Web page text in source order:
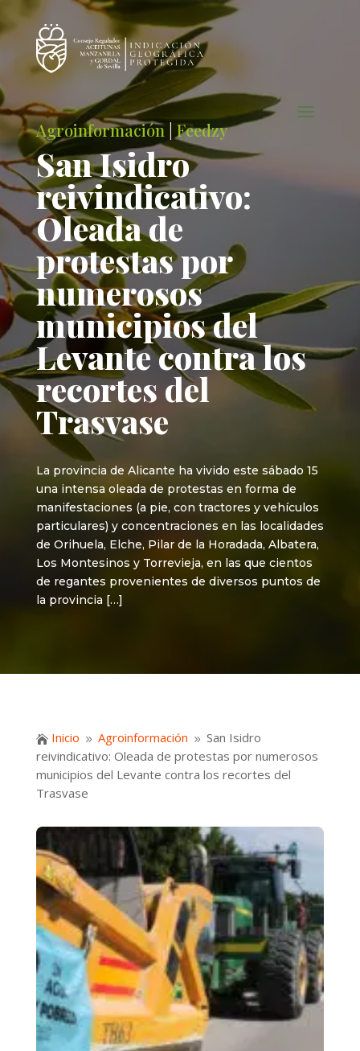
Agroinformación Feedzy
San Isidro
reivindicativo:
Oleada de
protestas por
numerosos
municipios del
Levante contra los
recortes del
Trasvase
La provincia de Alicante ha vivido este sábado 15
una intensa oleada de protestas en forma de
manifestaciones (a pie, con tractores y vehículos
particulares) y concentraciones en las localidades
de Orihuela, Elche, Pilar de la Horadada, Albatera,
Los Montesinos y Torrevieja, en las que cientos
de regantes provenientes de diversos puntos de
la provincia […]
 Inicio 9 Agroinformación 9 San Isidro
reivindicativo: Oleada de protestas por numerosos
municipios del Levante contra los recortes del
Trasvase